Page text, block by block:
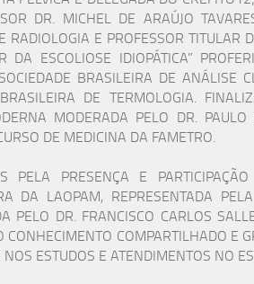
DR. MICHEL DE ARAÚJO
RADIOLOGIA E PROFESSOR TITULAR
DA ESCOLIOSE IDIOPÁTICA”
BRASILEIRA DE ANÁLISE
DE TERMOLOGIA.
MODERADA PELO DR.
DE MEDICINA DA FAMETRO.
PELA PRESENÇA E
DA LAOPAM, REPRESENTADA
PELO DR. FRANCISCO CARLOS
CONHECIMENTO COMPARTILHADO E
NOS ESTUDOS E ATENDIMENTOS NO